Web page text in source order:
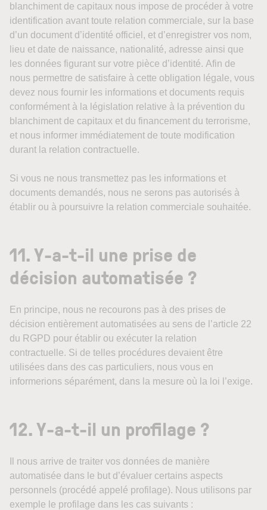
blanchiment de capitaux nous impose de procéder à votre
identification avant toute relation commerciale, sur la base
d’un document d’identité officiel, et d’enregistrer vos nom,
lieu et date de naissance, nationalité, adresse ainsi que
les données figurant sur votre pièce d’identité. Afin de
nous permettre de satisfaire à cette obligation légale, vous
devez nous fournir les informations et documents requis
conformément à la législation relative à la prévention du
blanchiment de capitaux et du financement du terrorisme,
et nous informer immédiatement de toute modification
durant la relation contractuelle.
Si vous ne nous transmettez pas les informations et
documents demandés, nous ne serons pas autorisés à
établir ou à poursuivre la relation commerciale souhaitée.
11. Y-a-t-il une prise de
décision automatisée ?
En principe, nous ne recourons pas à des prises de
décision entièrement automatisées au sens de l’article 22
du RGPD pour établir ou exécuter la relation
contractuelle. Si de telles procédures devaient être
utilisées dans des cas particuliers, nous vous en
informerions séparément, dans la mesure où la loi l’exige.
12. Y-a-t-il un profilage ?
Il nous arrive de traiter vos données de manière
automatisée dans le but d’évaluer certains aspects
personnels (procédé appelé profilage). Nous utilisons par
exemple le profilage dans les cas suivants :